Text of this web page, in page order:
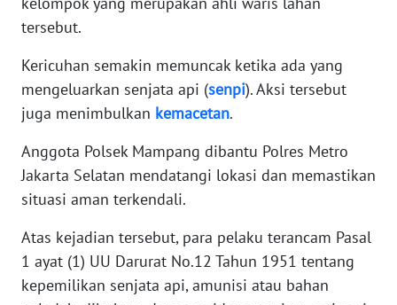
tersebut.
Kericuhan semakin memuncak ketika ada yang
mengeluarkan senjata api (senpi). Aksi tersebut
juga menimbulkan kemacetan.
Anggota Polsek Mampang dibantu Polres Metro
Jakarta Selatan mendatangi lokasi dan memastikan
situasi aman terkendali.
Atas kejadian tersebut, para pelaku terancam Pasal
1 ayat (1) UU Darurat No.12 Tahun 1951 tentang
kepemilikan senjata api, amunisi atau bahan
WN
KEPRI
PAPUA
PAPUA
BARAT
WN
RIAU
WN